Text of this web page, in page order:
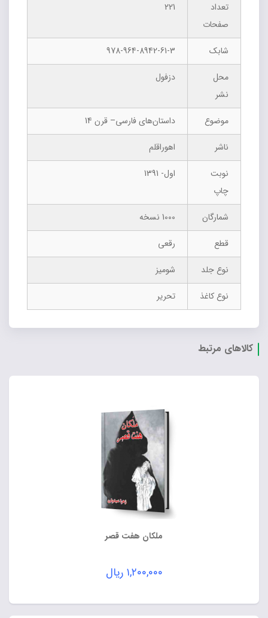
تعداد
صفحات
221
شابک
978-964-8942-61-3
محل
نشر
دزفول
موضوع
داستان‌های فارسی– قرن 14
ناشر
اهوراقلم
نوبت
چاپ
اول- 1391
شمارگان
1000 نسخه
قطع
رقعی
نوع جلد
شومیز
نوع کاغذ
تحریر
کالاهای مرتبط
ملکان هفت قصر
۱,۲۰۰,۰۰۰ ریال